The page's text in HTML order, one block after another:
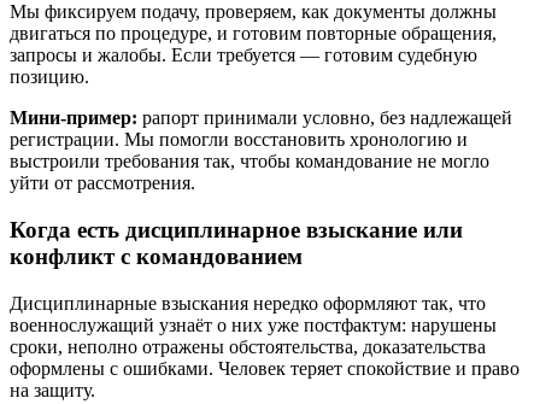
Мы фиксируем подачу, проверяем, как документы должны
двигаться по процедуре, и готовим повторные обращения,
запросы и жалобы. Если требуется — готовим судебную
позицию.
Мини-пример: рапорт принимали условно, без надлежащей
регистрации. Мы помогли восстановить хронологию и
выстроили требования так, чтобы командование не могло
уйти от рассмотрения.
Когда есть дисциплинарное взыскание или
конфликт с командованием
Дисциплинарные взыскания нередко оформляют так, что
военнослужащий узнаёт о них уже постфактум: нарушены
сроки, неполно отражены обстоятельства, доказательства
оформлены с ошибками. Человек теряет спокойствие и право
на защиту.